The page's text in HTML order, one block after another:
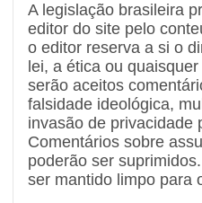
A legislação brasileira
editor do site pelo
o editor reserva a si o
lei, a ética ou
serão aceitos
falsidade ideológica,
invasão de privacidade
Comentários sobre
poderão ser
ser mantido limpo para